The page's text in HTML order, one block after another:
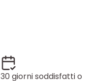
30 giorni soddisfatti o